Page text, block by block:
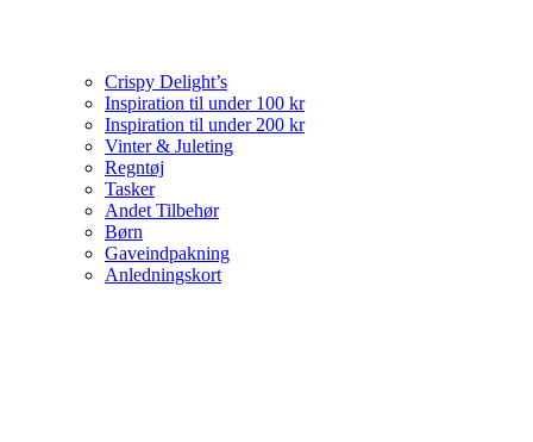
Crispy Delight’s
Inspiration til under 100 kr
Inspiration til under 200 kr
Vinter & Juleting
Regntøj
Tasker
Andet Tilbehør
Børn
Gaveindpakning
Anledningskort